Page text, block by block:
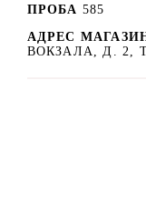
ПРОБА 585
АДРЕС
ВОКЗАЛА, Д. 2,